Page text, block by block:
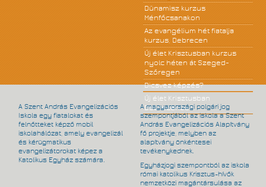
Dünamisz kurzus
Ménfőcsanakon
Az evangélium hét fiatalja
kurzus, Debrecen
Új élet Krisztusban kurzus
nyolc héten át Szeged-
Szőregen
Dicsvez képzés?
Új élet Krisztusban
Debrecenben
A Szent András Evangelizációs
Iskola egy fiatalokat és
felnőtteket képző mobil
iskolahálózat, amely evangelizál
és kérügmatikus
evangelizátorokat képez a
Katolikus Egyház számára.
A magyarországi polgári jog
szempontjából az iskola a Szent
András Evangelizációs Alapítvány
fő projektje, melyben az
alapítvány önkéntesei
tevékenykednek.
Egyházjogi szempontból az iskola
római katolikus Krisztus-hívők
nemzetközi magántársulása az